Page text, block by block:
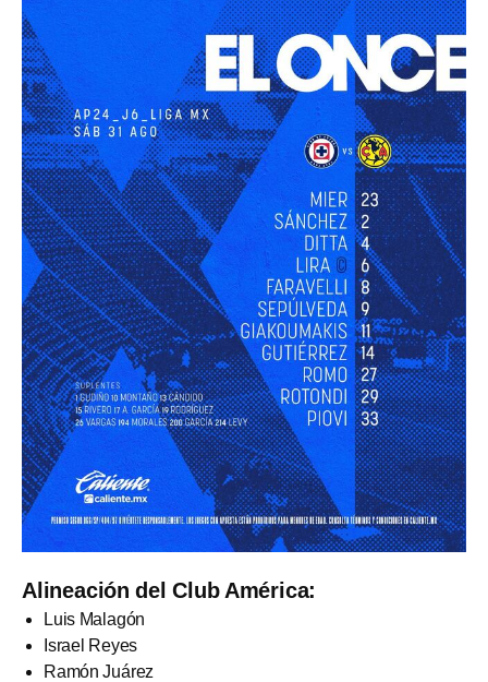
Alineación del Club América:
Luis Malagón
Israel Reyes
Ramón Juárez